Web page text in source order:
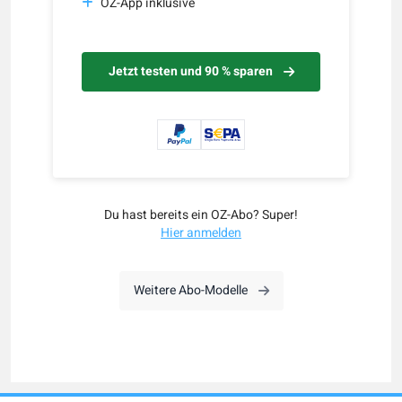
Jetzt testen und 90 % sparen
Du hast bereits ein OZ-Abo? Super!
Hier anmelden
Weitere Abo-Modelle